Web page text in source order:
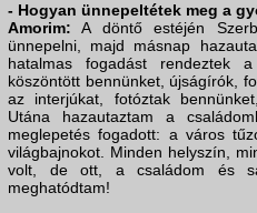
- Hogyan ünnepeltétek meg a
Amorim: A döntő estéjén
ünnepelni, majd másnap
hatalmas fogadást rendeztek
köszöntött bennünket, újságírók,
az interjúkat, fotóztak
Utána hazautaztam a
meglepetés fogadott: a város
világbajnokot. Minden helyszín,
volt, de ott, a családom és
meghatódtam!